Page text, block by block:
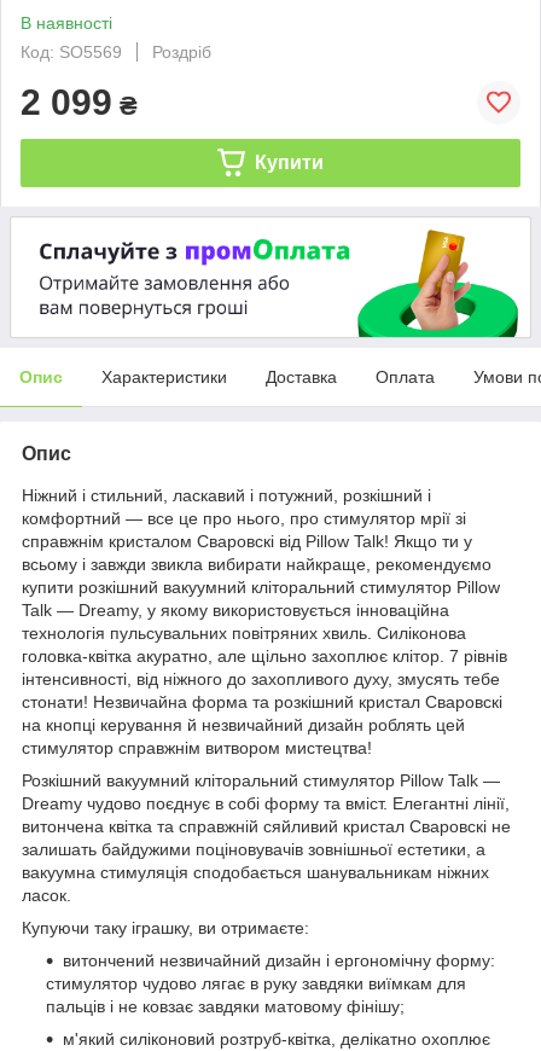
В наявності
Код: SO5569
Роздріб
2 099 ₴
Купити
Опис Характеристики Доставка Оплата Умови
Опис
Ніжний і стильний, ласкавий і потужний, розкішний і
комфортний — все це про нього, про стимулятор мрії зі
справжнім кристалом Сваровскі від Pillow Talk! Якщо ти у
всьому і завжди звикла вибирати найкраще, рекомендуємо
купити розкішний вакуумний кліторальний стимулятор Pillow
Talk — Dreamy, у якому використовується інноваційна
технологія пульсувальних повітряних хвиль. Силіконова
головка-квітка акуратно, але щільно захоплює клітор. 7 рівнів
інтенсивності, від ніжного до захопливого духу, змусять тебе
стонати! Незвичайна форма та розкішний кристал Сваровскі
на кнопці керування й незвичайний дизайн роблять цей
стимулятор справжнім витвором мистецтва!
Розкішний вакуумний кліторальний стимулятор Pillow Talk —
Dreamy чудово поєднує в собі форму та вміст. Елегантні лінії,
витончена квітка та справжній сяйливий кристал Сваровскі не
залишать байдужими поціновувачів зовнішньої естетики, а
вакуумна стимуляція сподобається шанувальникам ніжних
ласок.
Купуючи таку іграшку, ви отримаєте:
витончений незвичайний дизайн і ергономічну форму:
стимулятор чудово лягає в руку завдяки виїмкам для
пальців і не ковзає завдяки матовому фінішу;
м'який силіконовий розтруб-квітка, делікатно охоплює